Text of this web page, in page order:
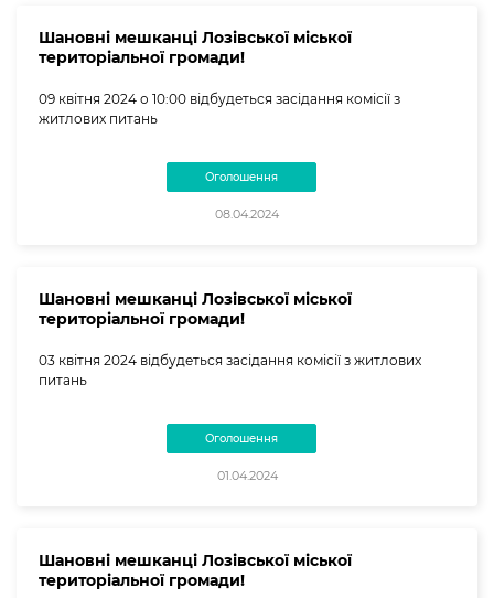
Шановні мешканці Лозівської міської
територіальної громади!
09 квітня 2024 о 10:00 відбудеться засідання комісії з
житлових питань
Оголошення
08.04.2024
Шановні мешканці Лозівської міської
територіальної громади!
03 квітня 2024 відбудеться засідання комісії з житлових
питань
Оголошення
01.04.2024
Шановні мешканці Лозівської міської
територіальної громади!